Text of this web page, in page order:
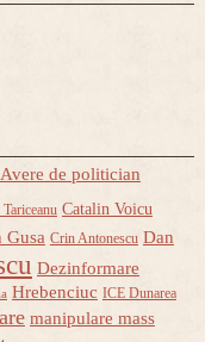
Avere de politician
Catalin Voicu
Gusa Crin Antonescu Dan
Dezinformare
Hrebenciuc ICE Dunarea
manipulare mass